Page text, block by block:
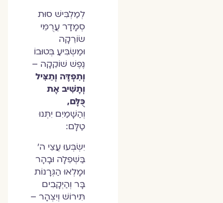
לְמַלְבִּישׁ סוּת
סְמָדָר עֲרֻמֵּי
שׂוֹרֵקָה
וּמַשְׂבִּיעַ בְּטוּבוֹ
נֶפֶשׁ שׁוֹקֵקָה –
וְתִפְדֶּה וְתַצִּיל
וְתָשִׁיב אֶת
כֻּלָּם,
וְהַשָּׁמַיִם יִתְּנוּ
טַלָּם:
יִשְׂבְּעוּ עֲצֵי ה'
בַּשְּׁפֵלָה וּבָהָר
וּמָלְאוּ הַגְּרָנוֹת
בָּר וְהַיְקָבִים
תִּירוֹשׁ וְיִצְהָר –